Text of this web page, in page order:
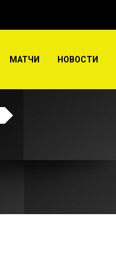
МАТЧИ НОВОСТИ